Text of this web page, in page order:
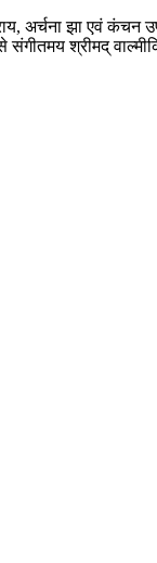
अर्चना झा एवं कंचन
श्रीमद्